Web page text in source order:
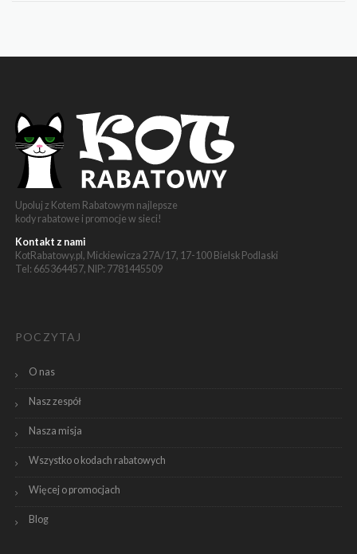
Upoluj z Kotem Rabatowym najlepsze
kody rabatowe i promocje w sieci!
Kontakt z nami
KotRabatowy.pl, Mickiewicza 27A/17, 17-100 Bielsk Podlaski
Tel: 665364457, NIP: 7781445509
POCZYTAJ
O nas
Nasz zespół
Nasza misja
Wszystko o kodach rabatowych
Więcej o promocjach
Blog